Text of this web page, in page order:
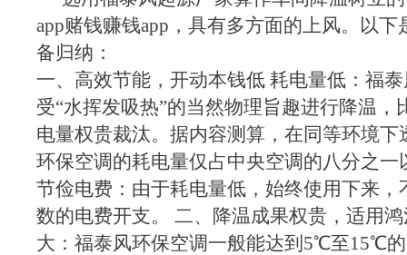
app赌钱赚钱app，具有多方面的上风。以
备归纳：
一、高效节能，开动本钱低 耗电量低：福
受“水挥发吸热”的当然物理旨趣进行降温，
电量权贵裁汰。据内容测算，在同等环境下
环保空调的耗电量仅占中央空调的八分之一
节俭电费：由于耗电量低，始终使用下来，
数的电费开支。 二、降温成果权贵，适用
大：福泰风环保空调一般能达到5℃至15℃